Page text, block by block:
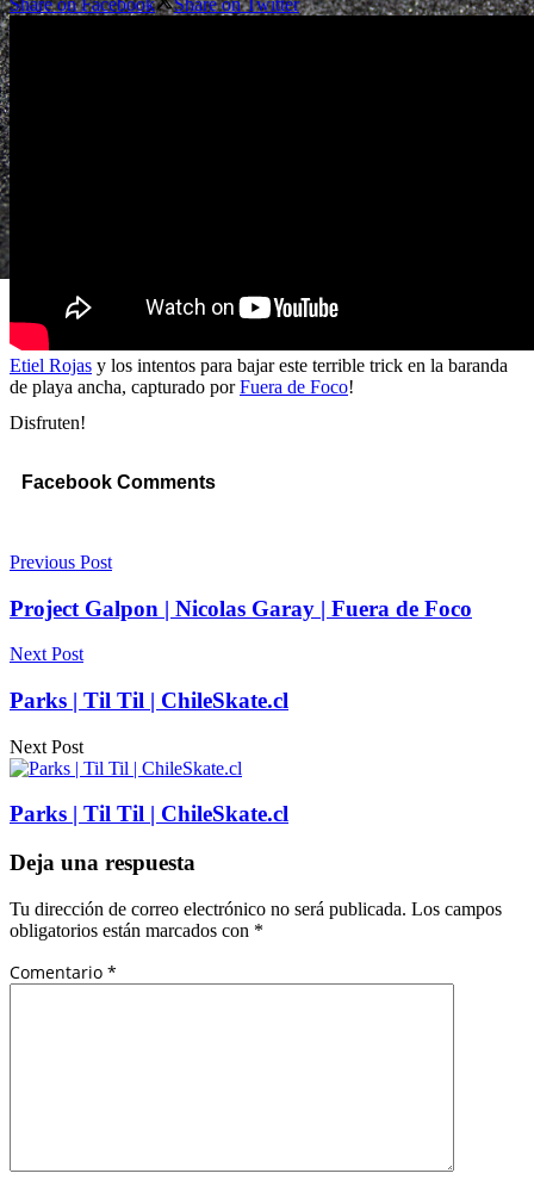
Etiel Rojas y los intentos para bajar este terrible trick en la baranda
de playa ancha, capturado porFuera de Foco!
Disfruten!
Facebook Comments
Previous Post
Project Galpon | Nicolas Garay | Fuera de Foco
Next Post
Parks | Til Til | ChileSkate.cl
Next Post
Parks | Til Til | ChileSkate.cl
Deja una respuesta
Tu dirección de correo electrónico no será publicada. Los campos
obligatorios están marcados con *
Comentario *